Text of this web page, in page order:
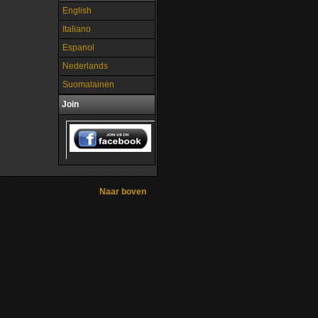
English
Italiano
Espanol
Nederlands
Suomalainen
Join
Naar boven